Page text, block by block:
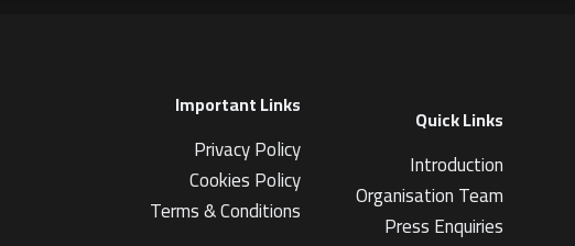
Quick Links
Introduction
Organisation Team
Press Enquiries
Important Links
Privacy Policy
Cookies Policy
Terms & Conditions